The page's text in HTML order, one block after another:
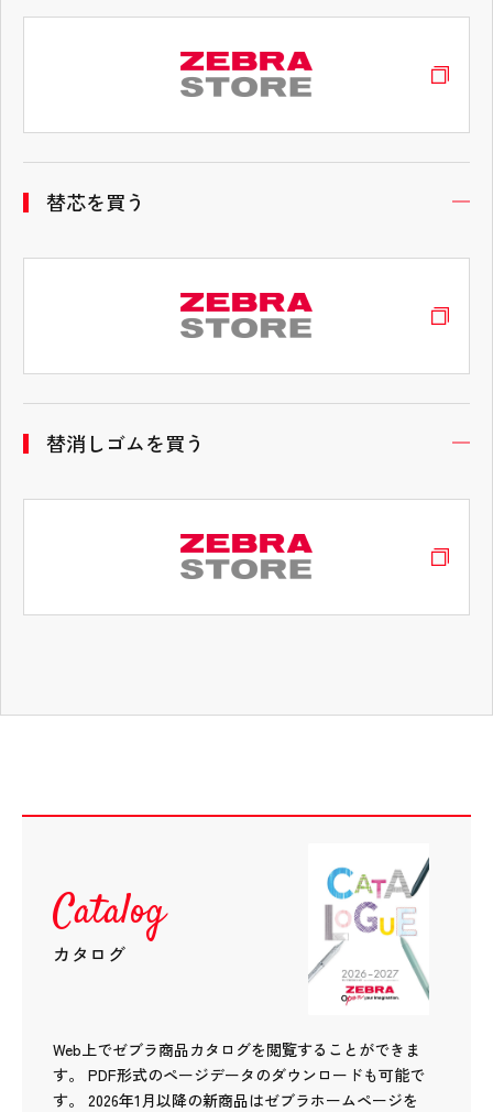
替芯を買う
替消しゴムを買う
¥550（税抜価格¥500）
Catalog
カタログ
Web上でゼブラ商品カタログを閲覧することができま
す。 PDF形式のページデータのダウンロードも可能で
す。
2026年1月以降の新商品はゼブラホームページを